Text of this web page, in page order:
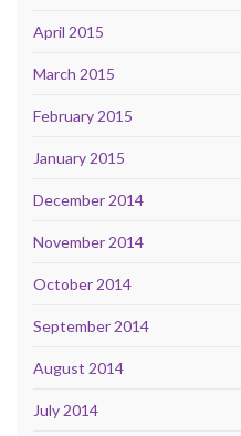
April 2015
March 2015
February 2015
January 2015
December 2014
November 2014
October 2014
September 2014
August 2014
July 2014